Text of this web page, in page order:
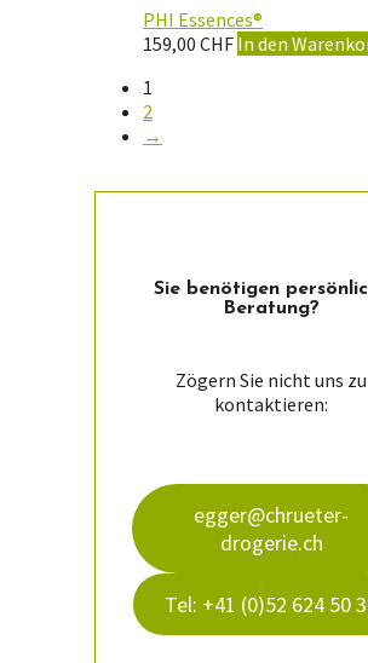
PHI Essences®
159,00 CHF In den
1
2
→
Sie ­benötigen
Beratung?
Zögern Sie nicht uns zu
kontaktieren:
egger@chrueter-
drogerie.ch
Tel: +41 (0)52 624 50